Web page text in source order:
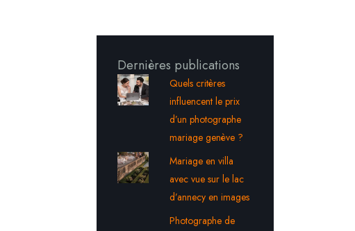
Dernières publications
Quels critères
influencent le prix
d’un photographe
mariage genève ?
Mariage en villa
avec vue sur le lac
d’annecy en images
Photographe de